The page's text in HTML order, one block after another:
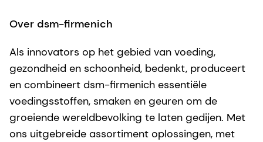
Over dsm-firmenich
Als innovators op het gebied van voeding,
gezondheid en schoonheid, bedenkt, produceert
en combineert dsm-firmenich essentiële
voedingsstoffen, smaken en geuren om de
groeiende wereldbevolking te laten gedijen. Met
ons uitgebreide assortiment oplossingen, met